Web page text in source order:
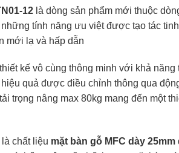
12 là dòng sản phẩm mới thuộc
tính năng ưu việt được tạo tác
mới lạ và hấp dẫn
kế vô cùng thông minh với khả
quả được điều chỉnh thông qua
trọng nâng max 80kg mang đến một
chất liệu mặt bàn gỗ MFC dày 25mm